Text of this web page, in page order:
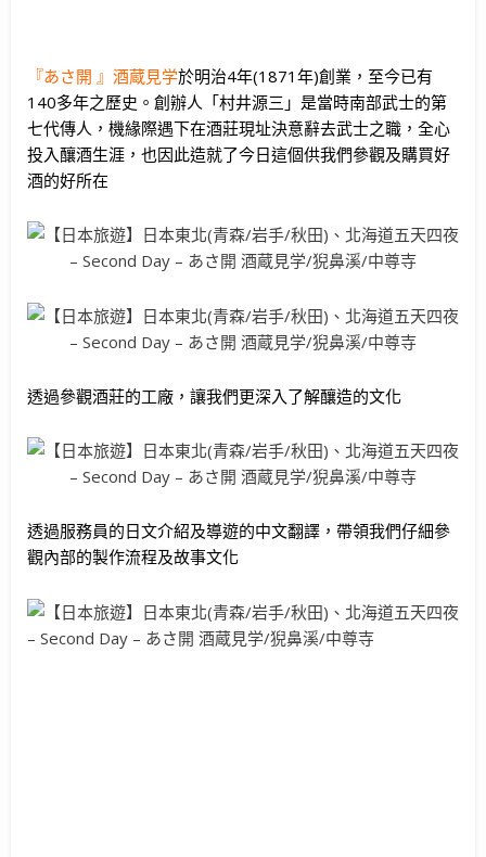
『あさ開 』酒蔵見学於明治4年(1871年)創業，至今已有
140多年之歷史。創辦人「村井源三」是當時南部武士的第
七代傳人，機緣際遇下在酒莊現址決意辭去武士之職，全心
投入釀酒生涯，也因此造就了今日這個供我們參觀及購買好
酒的好所在
透過參觀酒莊的工廠，讓我們更深入了解釀造的文化
透過服務員的日文介紹及導遊的中文翻譯，帶領我們仔細參
觀內部的製作流程及故事文化